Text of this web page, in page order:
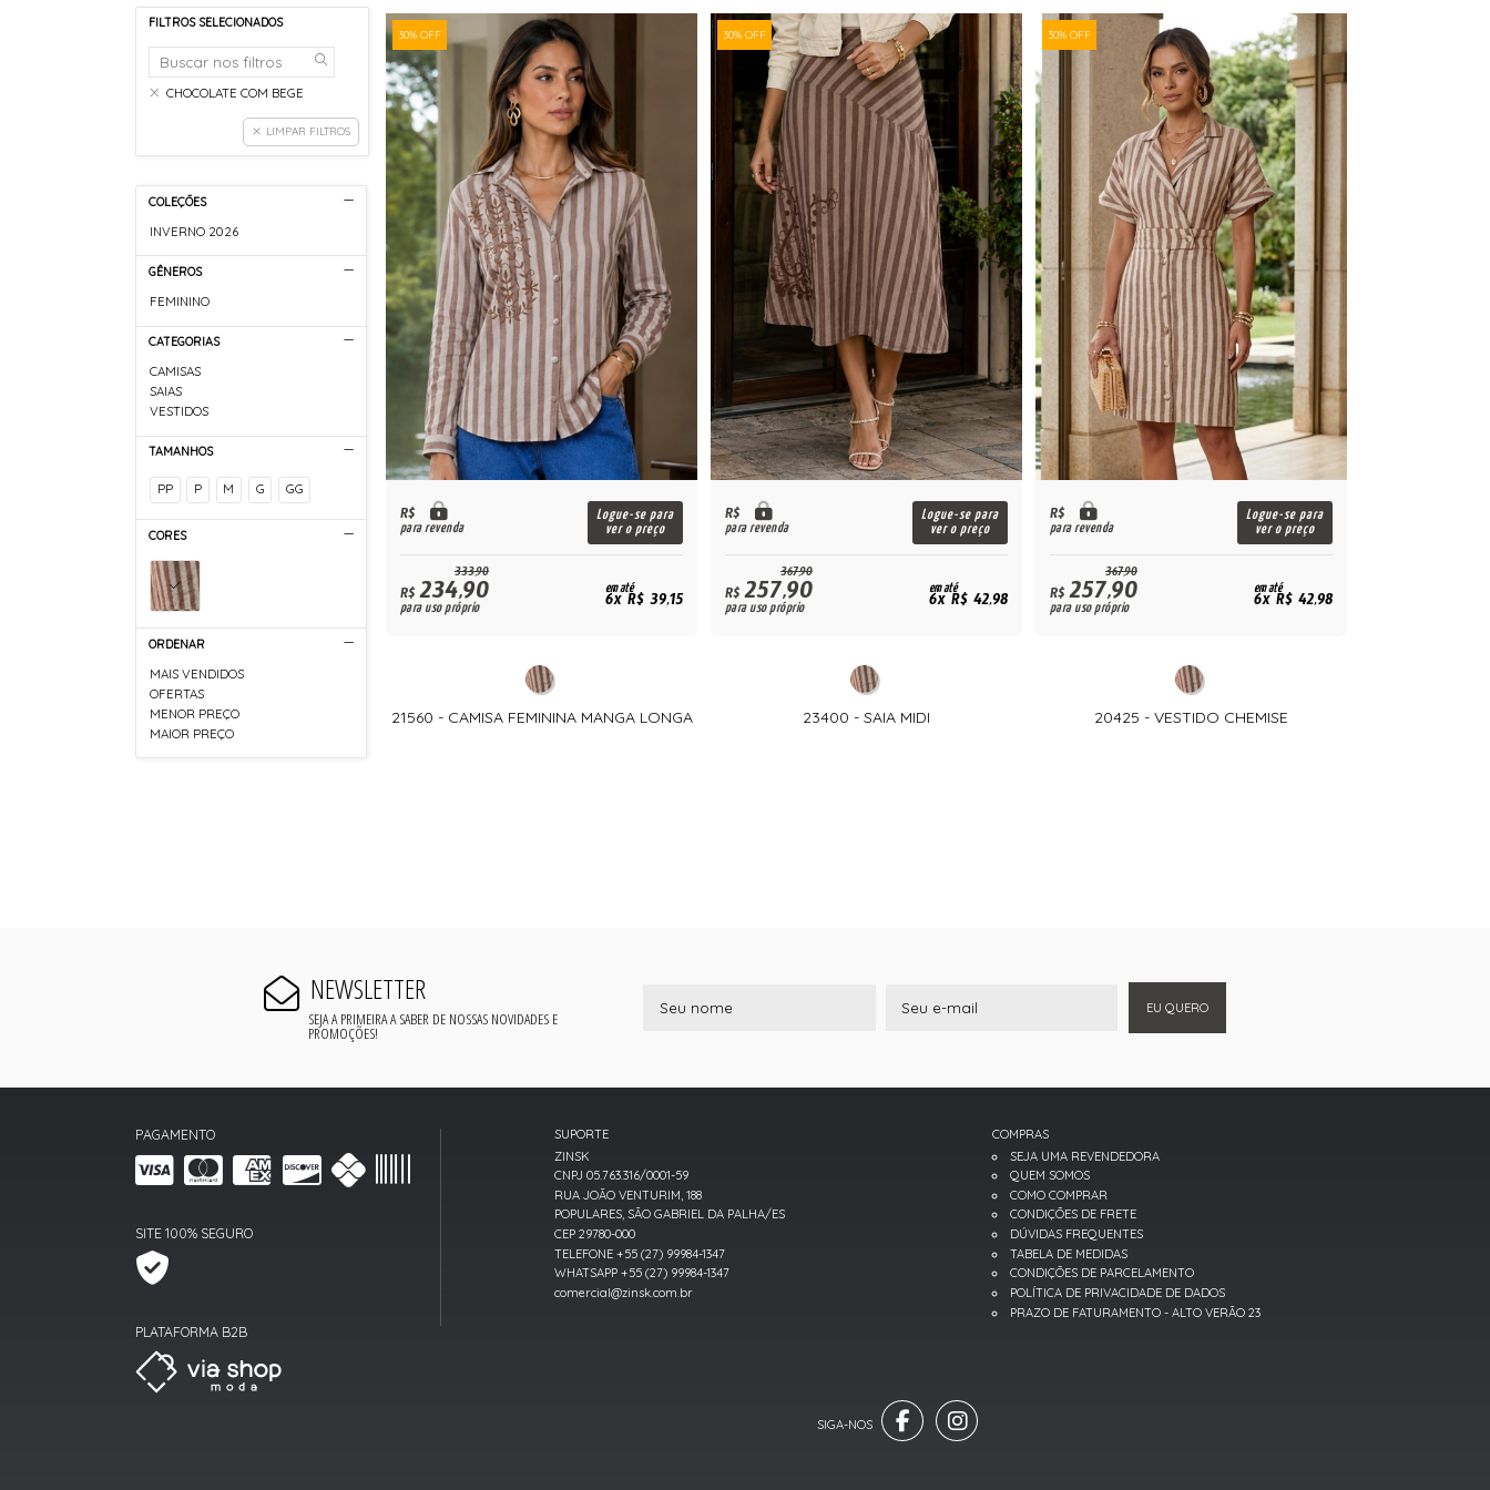
FILTROS SELECIONADOS
CHOCOLATE COM BEGE
LIMPAR FILTROS
COLEÇÕES
INVERNO 2026
GÊNEROS
FEMININO
CATEGORIAS
CAMISAS
SAIAS
VESTIDOS
TAMANHOS
PP P M G GG
CORES
ORDENAR
MAIS VENDIDOS
OFERTAS
MENOR PREÇO
MAIOR PREÇO
30% OFF
R$
para revenda
Logue-se para
ver o preço
333,90
R$234,90
para uso próprio
em até
6x R$ 39,15
21560 - CAMISA FEMININA MANGA LONGA
30% OFF
R$
para revenda
Logue-se para
ver o preço
367,90
R$257,90
para uso próprio
em até
6x R$ 42,98
23400 - SAIA MIDI
30% OFF
R$
para revenda
Logue-se para
ver o preço
367,90
R$257,90
para uso próprio
em até
6x R$ 42,98
20425 - VESTIDO CHEMISE
NEWSLETTER
SEJA A PRIMEIRA A SABER DE NOSSAS NOVIDADES E
PROMOÇÕES!
EU QUERO
PAGAMENTO
SITE 100% SEGURO
PLATAFORMA B2B
SUPORTE
ZINSK
CNPJ 05.763.316/0001-59
RUA JOÃO VENTURIM, 188
POPULARES, SÃO GABRIEL DA PALHA/ES
CEP 29780-000
TELEFONE +55 (27) 99984-1347
WHATSAPP +55 (27) 99984-1347
comercial@zinsk.com.br
COMPRAS
SEJA UMA REVENDEDORA
QUEM SOMOS
COMO COMPRAR
CONDIÇÕES DE FRETE
DÚVIDAS FREQUENTES
TABELA DE MEDIDAS
CONDIÇÕES DE PARCELAMENTO
POLÍTICA DE PRIVACIDADE DE DADOS
PRAZO DE FATURAMENTO - ALTO VERÃO 23